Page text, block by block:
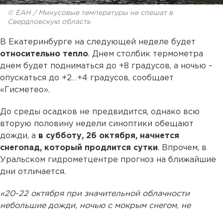
© ЕАН / Минусовые температуры не спешат в
Свердловскую область
В Екатеринбурге на следующей неделе будет
относительно тепло. Днем столбик термометра
днем будет подниматься до +8 градусов, а ночью –
опускаться до +2…+4 градусов, сообщает
«Гисметео».
До среды осадков не предвидится, однако всю
вторую половину недели синоптики обещают
дожди, а в субботу, 26 октября, начнется
снегопад, который продлится сутки. Впрочем, в
Уральском гидрометцентре прогноз на ближайшие
дни отличается.
«20-22 октября при значительной облачности
небольшие дожди, ночью с мокрым снегом, не